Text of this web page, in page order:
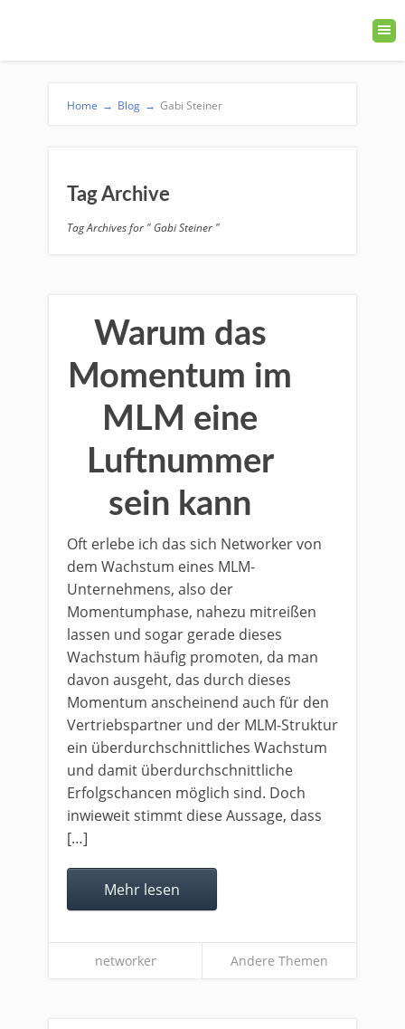
Home → Blog → Gabi Steiner
Tag Archive
Tag Archives for " Gabi Steiner "
Warum das
Momentum im
MLM eine
Luftnummer
sein kann
Oft erlebe ich das sich Networker von
dem Wachstum eines MLM-
Unternehmens, also der
Momentumphase, nahezu mitreißen
lassen und sogar gerade dieses
Wachstum häufig promoten, da man
davon ausgeht, das durch dieses
Momentum anscheinend auch für den
Vertriebspartner und der MLM-Struktur
ein überdurchschnittliches Wachstum
und damit überdurchschnittliche
Erfolgschancen möglich sind. Doch
inwieweit stimmt diese Aussage, dass
[…]
Mehr lesen
networker Andere Themen